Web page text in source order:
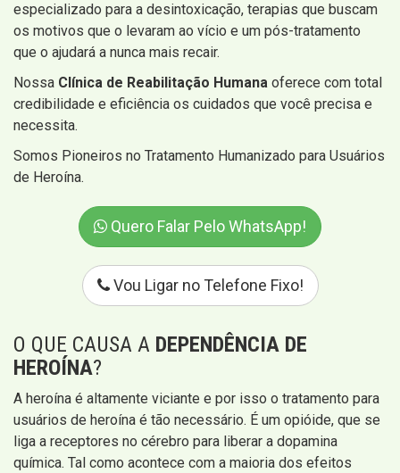
especializado para a desintoxicação, terapias que buscam
os motivos que o levaram ao vício e um pós-tratamento
que o ajudará a nunca mais recair.
Nossa Clínica de Reabilitação Humana oferece com total
credibilidade e eficiência os cuidados que você precisa e
necessita.
Somos Pioneiros no Tratamento Humanizado para Usuários
de Heroína.
Quero Falar Pelo WhatsApp!
Vou Ligar no Telefone Fixo!
O QUE CAUSA A DEPENDÊNCIA DE
HEROÍNA?
A heroína é altamente viciante e por isso o tratamento para
usuários de heroína é tão necessário. É um opióide, que se
liga a receptores no cérebro para liberar a dopamina
química. Tal como acontece com a maioria dos efeitos